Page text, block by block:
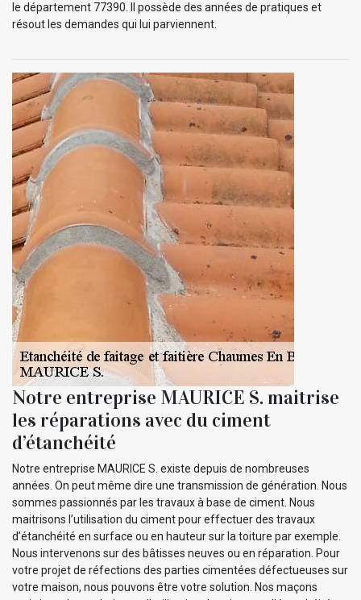
le département 77390. Il possède des années de pratiques et
résout les demandes qui lui parviennent.
Notre entreprise MAURICE S. maitrise
les réparations avec du ciment
d’étanchéité
Notre entreprise MAURICE S. existe depuis de nombreuses
années. On peut même dire une transmission de génération. Nous
sommes passionnés par les travaux à base de ciment. Nous
maitrisons l’utilisation du ciment pour effectuer des travaux
d’étanchéité en surface ou en hauteur sur la toiture par exemple.
Nous intervenons sur des bâtisses neuves ou en réparation. Pour
votre projet de réfections des parties cimentées défectueuses sur
votre maison, nous pouvons être votre solution. Nos maçons